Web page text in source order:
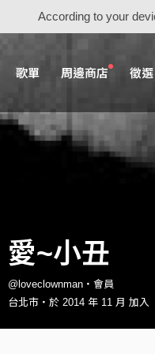
According to your
歌單 周邊商店 徵選
愛~小丑
@loveclownman・會員
台北市・於 2014 年 11 月 加入